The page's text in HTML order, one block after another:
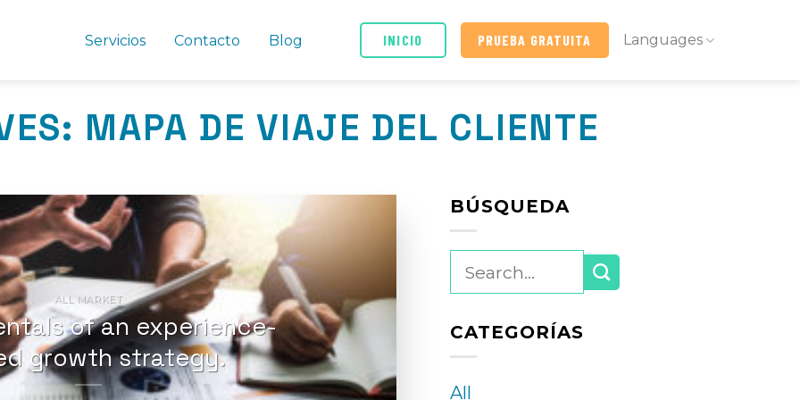
Servicios Contacto Blog INICIO PRUEBA GRATUITA Languages
MAPA DE VIAJE DEL CLIENTE
ALL MARKET
of an experience-
growth strategy.
BÚSQUEDA
CATEGORÍAS
All